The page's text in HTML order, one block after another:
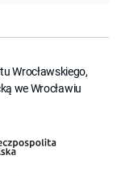
Wrocławskiego,
we Wrocławiu